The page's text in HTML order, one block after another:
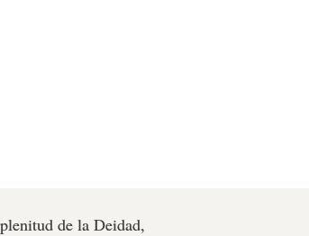
de la Deidad,